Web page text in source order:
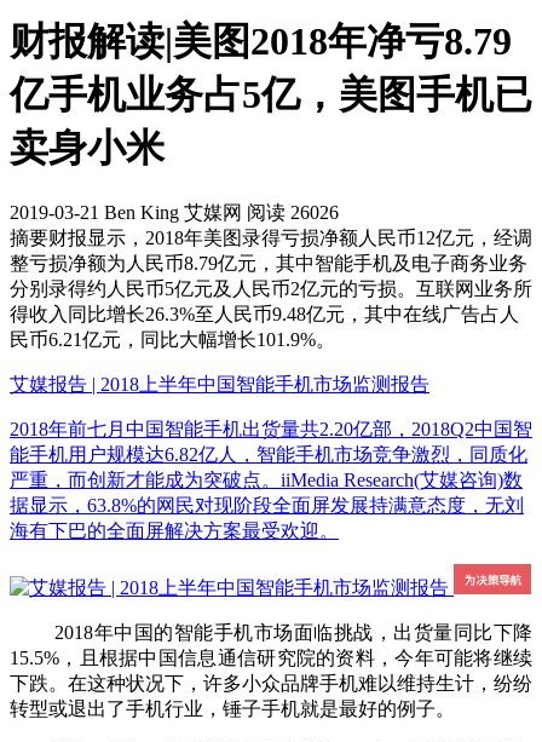
财报解读|美图2018年净亏8.79
亿手机业务占5亿，美图手机已
卖身小米
2019-03-21 Ben King 艾媒网 阅读 26026
摘要财报显示，2018年美图录得亏损净额人民币12亿元，经调
整亏损净额为人民币8.79亿元，其中智能手机及电子商务业务
分别录得约人民币5亿元及人民币2亿元的亏损。互联网业务所
得收入同比增长26.3%至人民币9.48亿元，其中在线广告占人
民币6.21亿元，同比大幅增长101.9%。
艾媒报告 | 2018上半年中国智能手机市场监测报告
2018年前七月中国智能手机出货量共2.20亿部，2018Q2中国智
能手机用户规模达6.82亿人，智能手机市场竞争激烈，同质化
严重，而创新才能成为突破点。iiMedia Research(艾媒咨询)数
据显示，63.8%的网民对现阶段全面屏发展持满意态度，无刘
海有下巴的全面屏解决方案最受欢迎。
2018年中国的智能手机市场面临挑战，出货量同比下降
15.5%，且根据中国信息通信研究院的资料，今年可能将继续
下跌。在这种状况下，许多小众品牌手机难以维持生计，纷纷
转型或退出了手机行业，锤子手机就是最好的例子。